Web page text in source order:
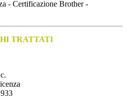
TRATTATI